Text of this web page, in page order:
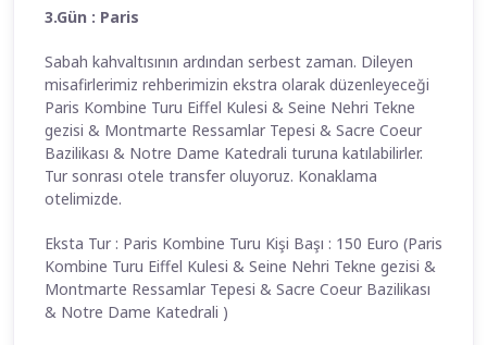
3.Gün : Paris
Sabah kahvaltısının ardından serbest zaman. Dileyen
misafirlerimiz rehberimizin ekstra olarak düzenleyeceği
Paris Kombine Turu Eiffel Kulesi & Seine Nehri Tekne
gezisi & Montmarte Ressamlar Tepesi & Sacre Coeur
Bazilikası & Notre Dame Katedrali turuna katılabilirler.
Tur sonrası otele transfer oluyoruz. Konaklama
otelimizde.
Eksta Tur : Paris Kombine Turu Kişi Başı : 150 Euro (Paris
Kombine Turu Eiffel Kulesi & Seine Nehri Tekne gezisi &
Montmarte Ressamlar Tepesi & Sacre Coeur Bazilikası
& Notre Dame Katedrali )